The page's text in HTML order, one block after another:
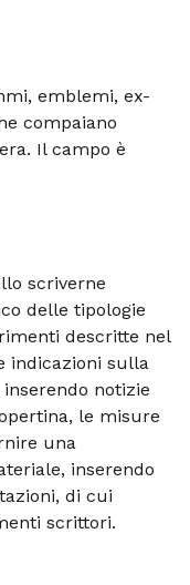
emblemi, ex-
compaiano
Il campo è
scriverne
delle tipologie
descritte nel
indicazioni sulla
notizie
le misure
una
inserendo
di cui
scrittori.